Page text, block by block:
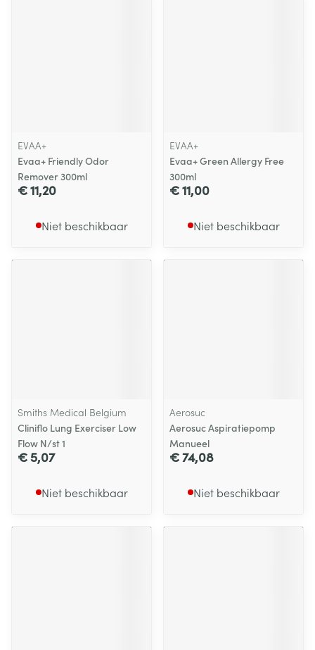
EVAA+
Evaa+ Friendly Odor
Remover 300ml
€ 11,20
Niet beschikbaar
EVAA+
Evaa+ Green Allergy Free
300ml
€ 11,00
Niet beschikbaar
Smiths Medical Belgium
Cliniflo Lung Exerciser Low
Flow N/st 1
€ 5,07
Niet beschikbaar
Aerosuc
Aerosuc Aspiratiepomp
Manueel
€ 74,08
Niet beschikbaar